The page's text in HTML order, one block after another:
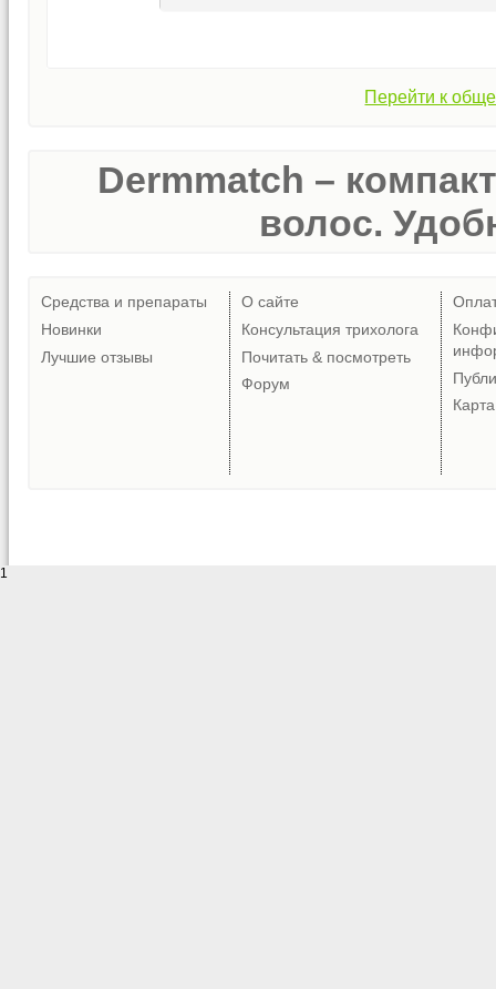
Перейти к
Dermmatch –
волос.
Средства и препараты
Новинки
Лучшие отзывы
О сайте
Консультация трихолога
Почитать & посмотреть
Форум
1